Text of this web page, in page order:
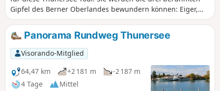
Gipfel des Berner Oberlandes bewundern können: Eiger,
Mönch und Jungfrau. Diese schöne Strecke verläuft entlang
des Nordufers des Sees. Sie überblicken den See bei den
Tropfsteinhöhlen von Saint Béat und wandern dann durch
das hübsche Dorf Merligen. Sie genießen schöne Ausblicke
auf den See und auf tolle Gipfel wie das Niederhorn oder
das Sigriswiler Rothorn.
Panorama Rundweg Thunersee
Visorando-Mitglied
64,47 km
+2 181 m
-2 187 m
4 Tage
Mittel